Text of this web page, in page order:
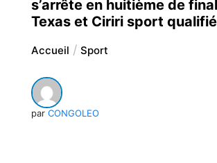
s’arrête en huitième de
Texas et Ciriri sport
Accueil Sport
par CONGOLEO